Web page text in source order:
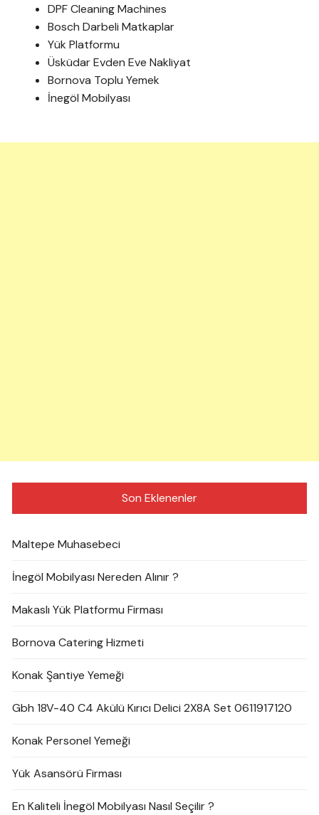
DPF Cleaning Machines
Bosch Darbeli Matkaplar
Yük Platformu
Üsküdar Evden Eve Nakliyat
Bornova Toplu Yemek
İnegöl Mobilyası
Son Eklenenler
Maltepe Muhasebeci
İnegöl Mobilyası Nereden Alınır ?
Makaslı Yük Platformu Firması
Bornova Catering Hizmeti
Konak Şantiye Yemeği
Gbh 18V-40 C4 Akülü Kırıcı Delici 2X8A Set 0611917120
Konak Personel Yemeği
Yük Asansörü Firması
En Kaliteli İnegöl Mobilyası Nasıl Seçilir ?